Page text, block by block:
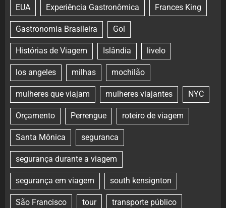
EUA Experiência Gastronômica Frances King
Gastronomia Brasileira Gol
Histórias de Viagem Islândia livelo
los angeles milhas mochilão
mulheres que viajam mulheres viajantes NYC
Orçamento Perrengue roteiro de viagem
Santa Mônica seguranca
segurança durante a viagem
segurança em viagem south kensignton
São Francisco tour transporte público